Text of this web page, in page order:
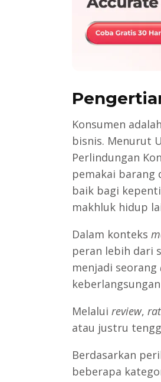
Konsumen
bisnis. Menurut
Perlindungan
pemakai barang
baik bagi
makhluk hidup
Dalam konteks
peran lebih dari
menjadi seorang
Melalui review,
atau justru
Berdasarkan
beberapa